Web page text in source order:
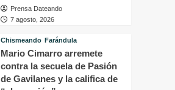
Prensa Dateando
7 agosto, 2026
Chismeando Farándula
Mario Cimarro arremete
contra la secuela de Pasión
de Gavilanes y la califica de